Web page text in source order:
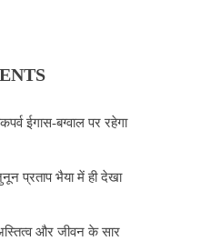
ईगास-बग्वाल पर रहेगा
प्रताप भैया में ही देखा
और जीवन के सार